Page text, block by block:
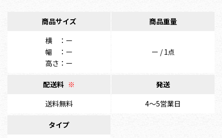
商品サイズ
横 ：ー
幅 ：ー
高さ：ー
商品重量
ー / 1点
配送料 ※
送料無料
発送
4〜5営業日
タイプ